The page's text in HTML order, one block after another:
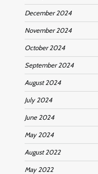
December 2024
November 2024
October 2024
September 2024
August 2024
July 2024
June 2024
May 2024
August 2022
May 2022